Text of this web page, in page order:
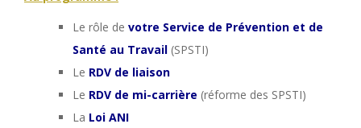
Le rôle de votre Service de Prévention et de
Santé au Travail (SPSTI)
Le RDV de liaison
Le RDV de mi-carrière (réforme des SPSTI)
La Loi ANI